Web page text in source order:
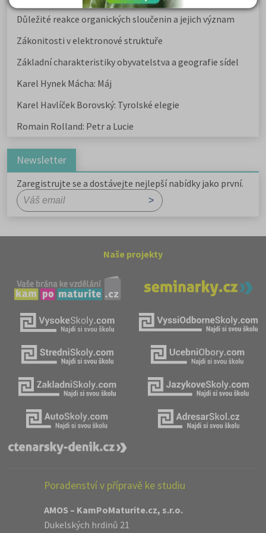
Důležité reakce organických sloučenin a jejich význam
Zákonitosti v elektronové struktuře
Základní charakteristiky obyvatelstva a geografie sídel
Karel Hynek Mácha: Máj
Karel Havlíček Borovský: Tyrolské elegie
Romain Rolland: Petr a Lucie
Newsletter
Zaregistrujte se a dostávejte nejlepší nabídky jako první.
Naše projekty
Poradenství v přípravě ke studiu
AMOS – KamPoMaturite.cz, s.r.o.
Dukelských hrdinů 21